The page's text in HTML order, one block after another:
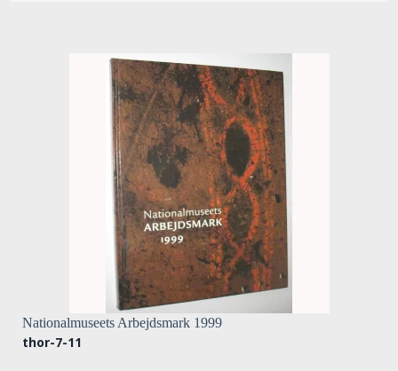
Nationalmuseets Arbejdsmark 1999
thor-7-11